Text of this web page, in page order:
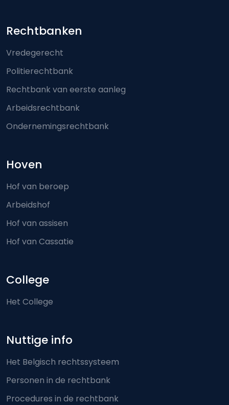
Footer-menu
Rechtbanken
Vredegerecht
Politierechtbank
Rechtbank van eerste aanleg
Arbeidsrechtbank
Ondernemingsrechtbank
Hoven
Hof van beroep
Arbeidshof
Hof van assisen
Hof van Cassatie
College
Het College
Nuttige info
Het Belgisch rechtssysteem
Personen in de rechtbank
Procedures in de rechtbank